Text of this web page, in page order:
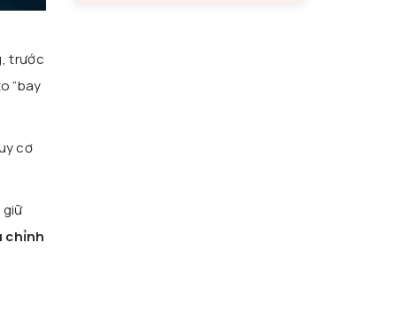
trước
“bay
cơ
giữ
chỉnh